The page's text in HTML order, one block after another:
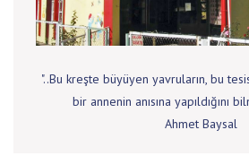
"..Bu kreşte büyüyen yavruların, bu
bir annenin anısına yapıldığını
Ahmet Baysal